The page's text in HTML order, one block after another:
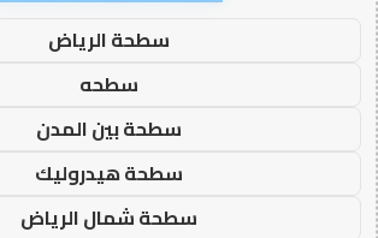
سطحة الرياض
سطحه
سطحة بين المدن
سطحة هيدروليك
سطحة شمال الرياض